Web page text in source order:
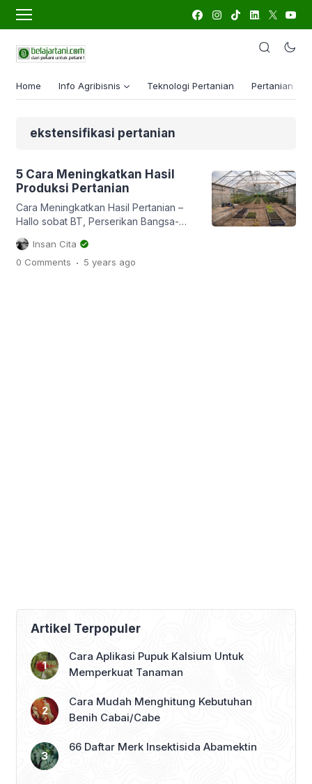
Home Info Agribisnis Teknologi Pertanian Pertanian
ekstensifikasi pertanian
5 Cara Meningkatkan Hasil
Produksi Pertanian
Cara Meningkatkan Hasil Pertanian –
Hallo sobat BT, Perserikan Bangsa-
Bangsa (PBB) dalam laporan bertajuk
World Population Prospects tahun 2019
memprediksi bahwa jumlah penduduk
Insan Cita
0 Comments . 5 years ago
Artikel Terpopuler
Cara Aplikasi Pupuk Kalsium Untuk
Memperkuat Tanaman
Cara Mudah Menghitung Kebutuhan
Benih Cabai/Cabe
66 Daftar Merk Insektisida Abamektin